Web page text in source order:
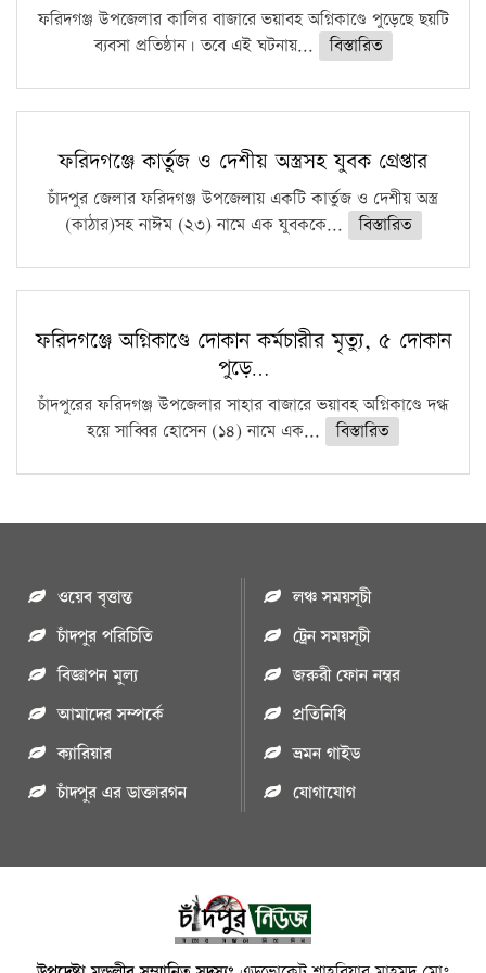
ফরিদগঞ্জ উপজেলার কালির বাজারে ভয়াবহ অগ্নিকাণ্ডে পুড়েছে ছয়টি
ব্যবসা প্রতিষ্ঠান। তবে এই ঘটনায়...
বিস্তারিত
ফরিদগঞ্জে কার্তুজ ও দেশীয় অস্ত্রসহ যুবক গ্রেপ্তার
চাঁদপুর জেলার ফরিদগঞ্জ উপজেলায় একটি কার্তুজ ও দেশীয় অস্ত্র
(কাঠার)সহ নাঈম (২৩) নামে এক যুবককে...
বিস্তারিত
ফরিদগঞ্জে অগ্নিকাণ্ডে দোকান কর্মচারীর মৃত্যু, ৫ দোকান
পুড়ে…
চাঁদপুরের ফরিদগঞ্জ উপজেলার সাহার বাজারে ভয়াবহ অগ্নিকাণ্ডে দগ্ধ
হয়ে সাব্বির হোসেন (১৪) নামে এক...
বিস্তারিত
ওয়েব বৃত্তান্ত
চাঁদপুর পরিচিতি
বিজ্ঞাপন মুল্য
আমাদের সম্পর্কে
ক্যারিয়ার
চাঁদপুর এর ডাক্তারগন
লঞ্চ সময়সূচী
ট্রেন সময়সূচী
জরুরী ফোন নম্বর
প্রতিনিধি
ভ্রমন গাইড
যোগাযোগ